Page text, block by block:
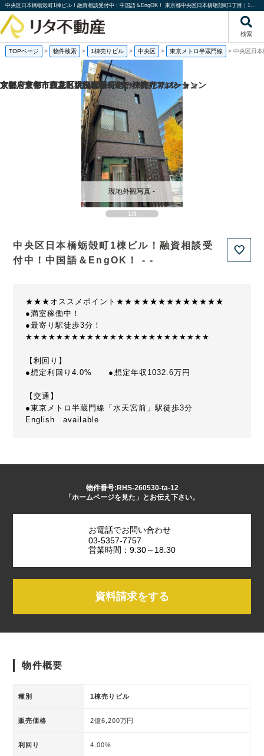
中央区日本橋蛎殻町1棟ビル！融資相談受付中！中国語＆EngOK！ 東京都中央区日本橋蛎殻町1丁目｜1棟売りビル｜株式会社リタ不動産
検索
TOPページ > 物件検索 > 1棟売りビル > 中央区 > 東京メトロ半蔵門線 > 中央区日
1/1
現地外観写真 -
中央区日本橋蛎殻町1棟ビル！融資相談受
付中！中国語＆EngOK！ - -
★★★オススメポイント★★★★★★★★★★★★★
●満室稼働中！
●最寄り駅徒歩3分！
★★★★★★★★★★★★★★★★★★★★★★★★
【利回り】
●想定利回り4.0% ●想定年収1032.6万円
【交通】
●東京メトロ半蔵門線「水天宮前」駅徒歩3分
English available
物件番号:RHS-260530-ta-12
「ホームページを見た」とお伝え下さい。
お電話でお問い合わせ
03-5357-7757
営業時間：9:30～18:30
資料請求をする
物件概要
種別 1棟売りビル
販売価格 2億6,200万円
利回り 4.00%
京都府京都市伏見区桃山町泰長老の一棟売りマンション
京都府京都市西京区大枝塚原町の一棟売りマンション
京都府京都市左京区下鴨宮崎町の一棟売りアパート
大阪府豊中市立花町1丁目の一棟売りマンション